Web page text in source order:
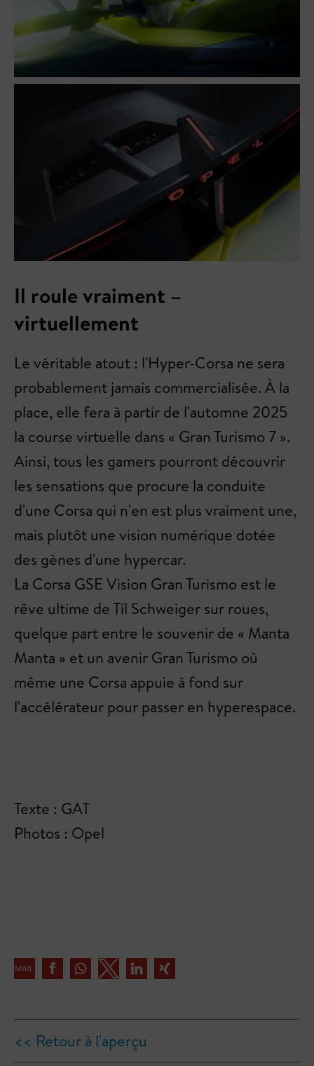
Il roule vraiment –
virtuellement
Le véritable atout : l'Hyper-Corsa ne sera
probablement jamais commercialisée. À la
place, elle fera à partir de l'automne 2025
la course virtuelle dans « Gran Turismo 7 ».
Ainsi, tous les gamers pourront découvrir
les sensations que procure la conduite
d'une Corsa qui n'en est plus vraiment une,
mais plutôt une vision numérique dotée
des gènes d'une hypercar.
La Corsa GSE Vision Gran Turismo est le
rêve ultime de Til Schweiger sur roues,
quelque part entre le souvenir de « Manta
Manta » et un avenir Gran Turismo où
même une Corsa appuie à fond sur
l'accélérateur pour passer en hyperespace.
Texte : GAT
Photos : Opel
<< Retour à l'aperçu